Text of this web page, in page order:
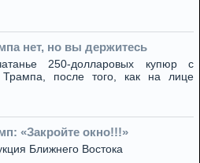
нет, но вы держитесь
250-долларовых купюр с
Трампа, после того, как на лице
«Закройте окно!!!»
Ближнего Востока